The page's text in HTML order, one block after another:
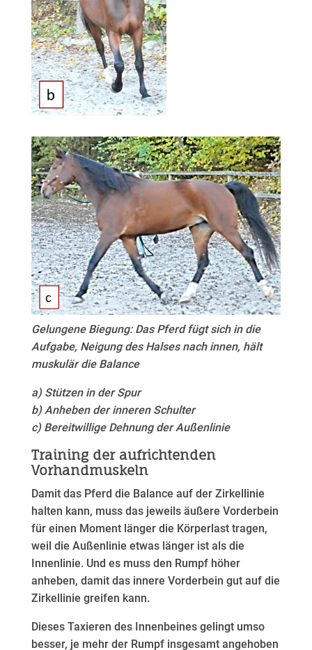
Gelungene Biegung: Das Pferd fügt sich in die
Aufgabe, Neigung des Halses nach innen, hält
muskulär die Balance
a) Stützen in der Spur
b) Anheben der inneren Schulter
c) Bereitwillige Dehnung der Außenlinie
Training der aufrichtenden
Vorhandmuskeln
Damit das Pferd die Balance auf der Zirkellinie
halten kann, muss das jeweils äußere Vorderbein
für einen Moment länger die Körperlast tragen,
weil die Außenlinie etwas länger ist als die
Innenlinie. Und es muss den Rumpf höher
anheben, damit das innere Vorderbein gut auf die
Zirkellinie greifen kann.
Dieses Taxieren des Innenbeines gelingt umso
besser, je mehr der Rumpf insgesamt angehoben